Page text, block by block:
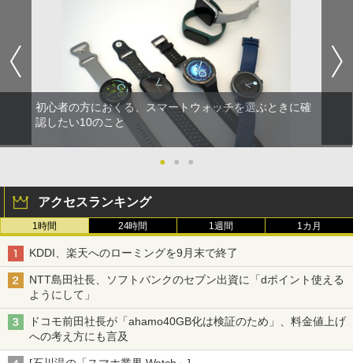
初心者の方におくる、スマートウォッチを選ぶときに確
認したい10のこと
● ● ●
アクセスランキング
1時間 24時間 1週間 1カ月
KDDI、楽天へのローミングを9月末で終了
NTT島田社長、ソフトバンクのセブン出資に「dポイント使える
ようにして」
ドコモ前田社長が「ahamo40GB化は検証のため」、料金値上げ
への考え方にも言及